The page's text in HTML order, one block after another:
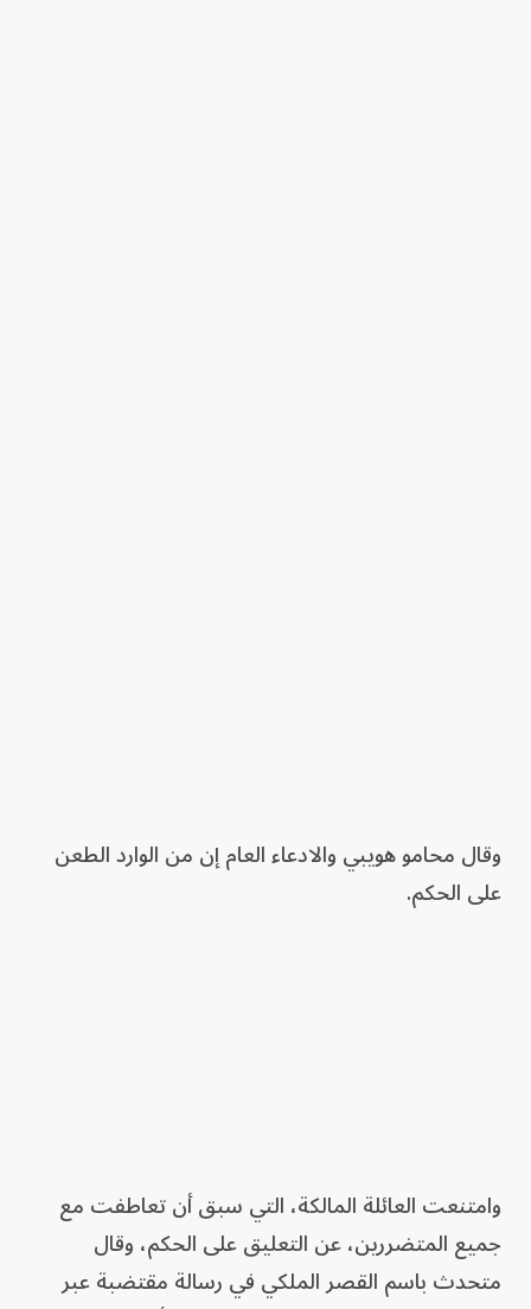
وقال محامو هويبي والادعاء العام إن من الوارد الطعن
على الحكم.
وامتنعت العائلة المالكة، التي سبق أن تعاطفت مع
جميع المتضررين، عن التعليق على الحكم، وقال
متحدث باسم القصر الملكي في رسالة مقتضبة عبر